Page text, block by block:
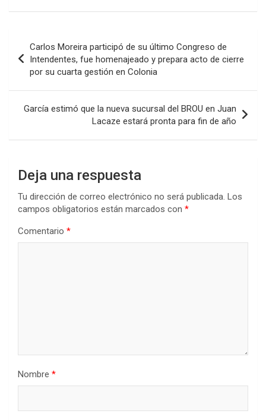
ce
o
o
k
tt at
A
p
p
ke
n
m
ar
tir
de
entradas
Carlos Moreira participó de su último Congreso de
Intendentes, fue homenajeado y prepara acto de cierre
por su cuarta gestión en Colonia
García estimó que la nueva sucursal del BROU en Juan
Lacaze estará pronta para fin de año
Deja una respuesta
Tu dirección de correo electrónico no será publicada. Los
campos obligatorios están marcados con *
Comentario *
Nombre *